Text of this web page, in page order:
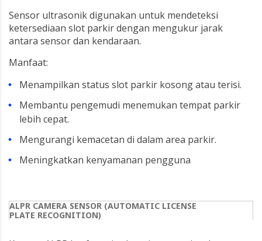
Sensor ultrasonik digunakan untuk mendeteksi
ketersediaan slot parkir dengan mengukur jarak
antara sensor dan kendaraan.
Manfaat:
Menampilkan status slot parkir kosong atau terisi.
Membantu pengemudi menemukan tempat parkir
lebih cepat.
Mengurangi kemacetan di dalam area parkir.
Meningkatkan kenyamanan pengguna
ALPR CAMERA SENSOR (AUTOMATIC LICENSE
PLATE RECOGNITION)